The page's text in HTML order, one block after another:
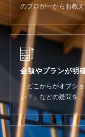
のプロが一からお教
金額やプランが明
「どこからがオプシ
い？」などの疑問を